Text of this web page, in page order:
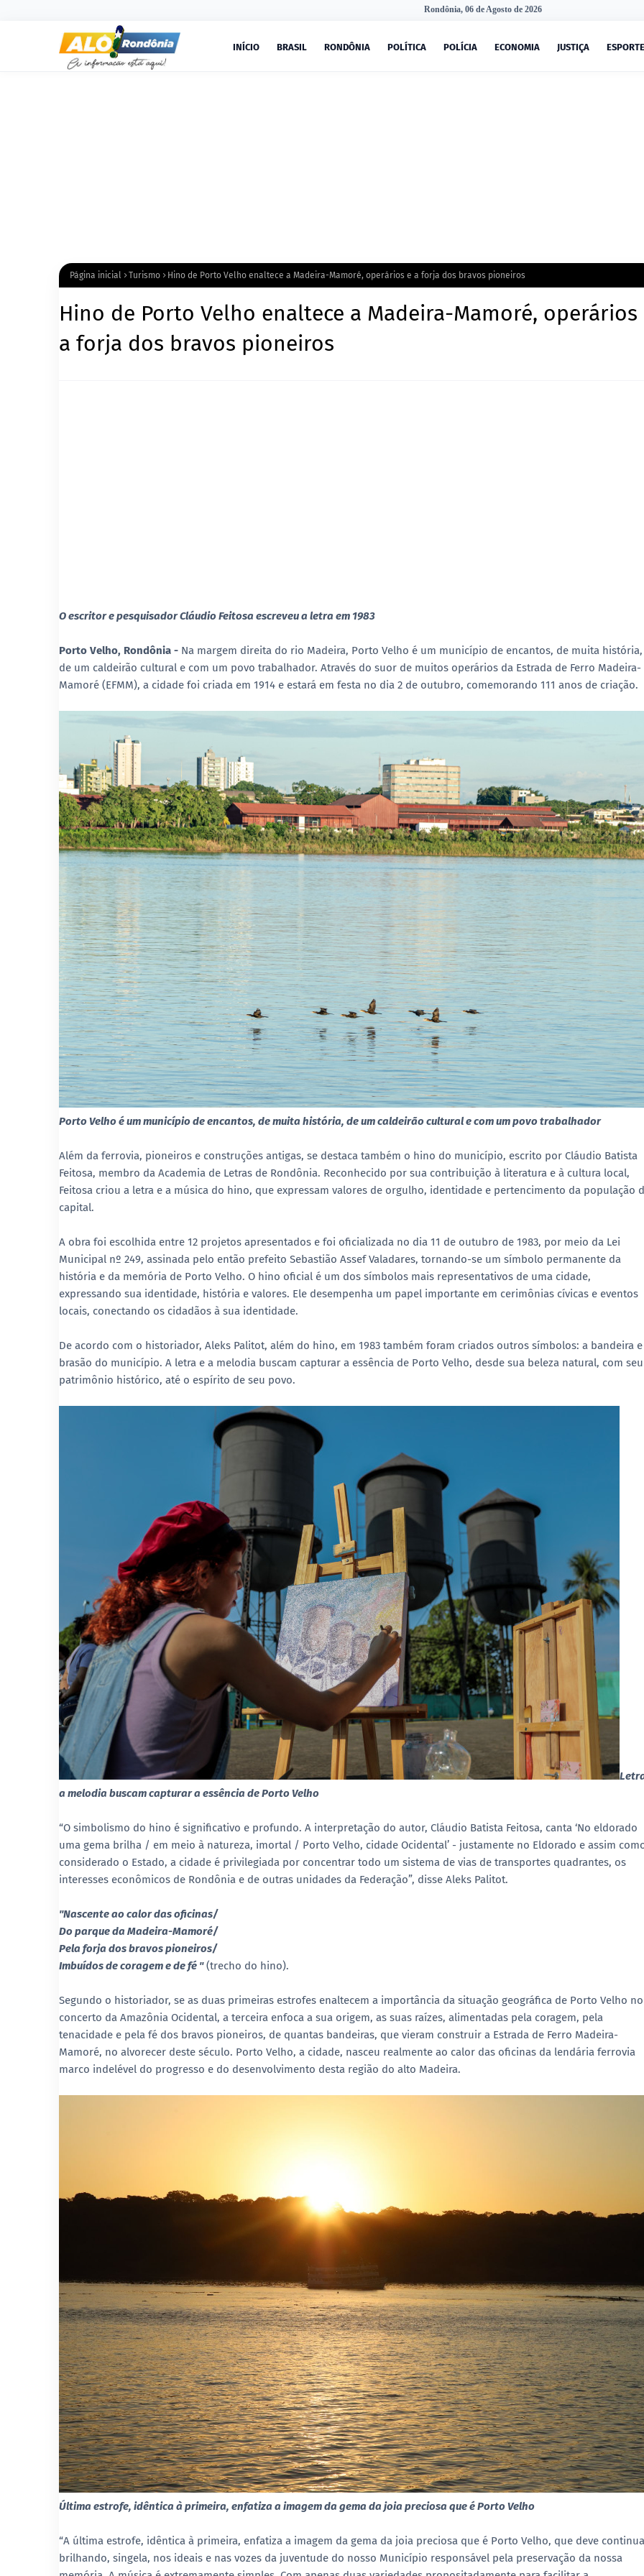
Rondônia, 06 de Agosto de 2026
INÍCIO BRASIL RONDÔNIA POLÍTICA POLÍCIA ECONOMIA JUSTIÇA ESPORTE
Página inicial Turismo Hino de Porto Velho enaltece a Madeira-Mamoré, operários e a forja dos bravos pioneiros
Hino de Porto Velho enaltece a Madeira-Mamoré, operários
a forja dos bravos pioneiros
O escritor e pesquisador Cláudio Feitosa escreveu a letra em 1983
Porto Velho, Rondônia - Na margem direita do rio Madeira, Porto Velho é um município de encantos, de muita história,
de um caldeirão cultural e com um povo trabalhador. Através do suor de muitos operários da Estrada de Ferro Madeira-
Mamoré (EFMM), a cidade foi criada em 1914 e estará em festa no dia 2 de outubro, comemorando 111 anos de criação.
Porto Velho é um município de encantos, de muita história, de um caldeirão cultural e com um povo trabalhador
Além da ferrovia, pioneiros e construções antigas, se destaca também o hino do município, escrito por Cláudio Batista
Feitosa, membro da Academia de Letras de Rondônia. Reconhecido por sua contribuição à literatura e à cultura local,
Feitosa criou a letra e a música do hino, que expressam valores de orgulho, identidade e pertencimento da população
capital.
A obra foi escolhida entre 12 projetos apresentados e foi oficializada no dia 11 de outubro de 1983, por meio da Lei
Municipal nº 249, assinada pelo então prefeito Sebastião Assef Valadares, tornando-se um símbolo permanente da
história e da memória de Porto Velho. O hino oficial é um dos símbolos mais representativos de uma cidade,
expressando sua identidade, história e valores. Ele desempenha um papel importante em cerimônias cívicas e eventos
locais, conectando os cidadãos à sua identidade.
De acordo com o historiador, Aleks Palitot, além do hino, em 1983 também foram criados outros símbolos: a bandeira
brasão do município. A letra e a melodia buscam capturar a essência de Porto Velho, desde sua beleza natural, com seu
patrimônio histórico, até o espírito de seu povo.
a melodia buscam capturar a essência de Porto Velho
“O simbolismo do hino é significativo e profundo. A interpretação do autor, Cláudio Batista Feitosa, canta ‘No eldorado
uma gema brilha / em meio à natureza, imortal / Porto Velho, cidade Ocidental’ - justamente no Eldorado e assim
considerado o Estado, a cidade é privilegiada por concentrar todo um sistema de vias de transportes quadrantes, os
interesses econômicos de Rondônia e de outras unidades da Federação”, disse Aleks Palitot.
"Nascente ao calor das oficinas/
Do parque da Madeira-Mamoré/
Pela forja dos bravos pioneiros/
Imbuídos de coragem e de fé "(trecho do hino).
Segundo o historiador, se as duas primeiras estrofes enaltecem a importância da situação geográfica de Porto Velho no
concerto da Amazônia Ocidental, a terceira enfoca a sua origem, as suas raízes, alimentadas pela coragem, pela
tenacidade e pela fé dos bravos pioneiros, de quantas bandeiras, que vieram construir a Estrada de Ferro Madeira-
Mamoré, no alvorecer deste século. Porto Velho, a cidade, nasceu realmente ao calor das oficinas da lendária ferrovia
marco indelével do progresso e do desenvolvimento desta região do alto Madeira.
Última estrofe, idêntica à primeira, enfatiza a imagem da gema da joia preciosa que é Porto Velho
“A última estrofe, idêntica à primeira, enfatiza a imagem da gema da joia preciosa que é Porto Velho, que deve
brilhando, singela, nos ideais e nas vozes da juventude do nosso Município responsável pela preservação da nossa